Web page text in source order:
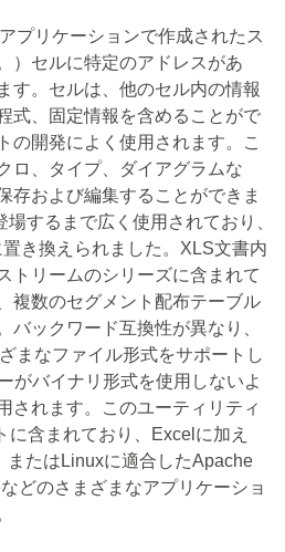
プリケーションで作成されたス
）セルに特定のアドレスがあ
す。セルは、他のセル内の情報
式、固定情報を含めることがで
の開発によく使用されます。こ
ロ、タイプ、ダイアグラムな
存および編集することができま
するまで広く使用されており、
き換えられました。XLS文書内
トリームのシリーズに含まれて
複数のセグメント配布テーブル
バックワード互換性が異なり、
まなファイル形式をサポートし
がバイナリ形式を使用しないよ
されます。このユーティリティ
に含まれており、Excelに加え
またはLinuxに適合したApache
どのさまざまなアプリケーショ